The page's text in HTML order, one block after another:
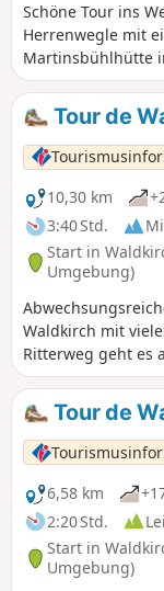
Schöne Tour ins
Herrenwegle mit
Martinsbühlhütte
geht es bis zur
Stadtrainsee
Tour de
10,30 km
3:40 Std.
Start in
Umgebung)
Waldkirch mit
Ritterweg geht es
Tour de
6,58 km
2:20 Std.
Start in
Umgebung)